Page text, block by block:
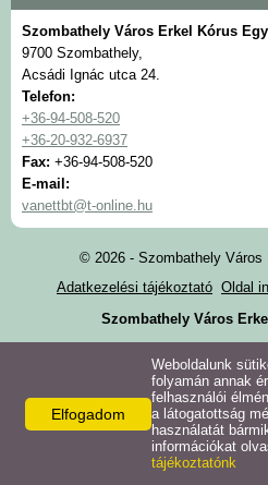
Szombathely Város Erkel Kórus
9700 Szombathely,
Acsádi Ignác utca 24.
Telefon:
+36-94-508-520
+36-20-932-6937
Fax: +36-94-508-520
E-mail:
vanettbt@t-online.hu
© 2026 - Szombathely Város
Adatkezelési tájékoztató Oldal
Szombathely Város
Elfogadom
Weboldalunk
folyamán annak
felhasználói
a látogatottság
használatát
információkat
tájékoztatónk